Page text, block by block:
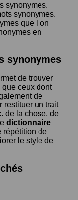
synonymes.
synonymes.
que l’on
en
synonymes
de trouver
que ceux dont
de
restituer un trait
de la chose, de
dictionnaire
répétition de
le style de